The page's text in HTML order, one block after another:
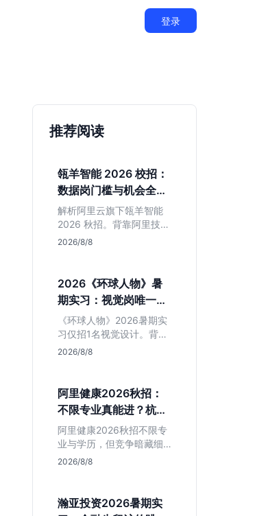
登录
推荐阅读
瓴羊智能 2026 校招：
数据岗门槛与机会全拆
解
解析阿里云旗下瓴羊智能
2026 秋招。背靠阿里技术
底座，主打 DaaS 业务。
估 B 端数据路线的成长曲
线与抗压挑战，助你判断
是否值得投递。
2026/8/8
2026《环球人物》暑
期实习：视觉岗唯一名
额值不值得冲？
《环球人物》2026暑期实
习仅招1名视觉设计。背靠
人民日报社，央媒背书极
简历、能接受严谨流程的
设计生，想进大厂快节奏
者慎投。
2026/8/8
阿里健康2026秋招：
不限专业真能进？杭州
大厂最后的捡漏机会
阿里健康2026秋招不限专
业与学历，但竞争暗藏细
节。本文解读其医疗赛道
帮应届生判断是否值得投
入。
2026/8/8
瀚亚投资2026暑期实